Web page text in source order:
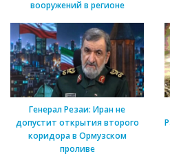
вооружений в регионе
Генерал Резаи: Иран не
допустит открытия второго
коридора в Ормузском
проливе